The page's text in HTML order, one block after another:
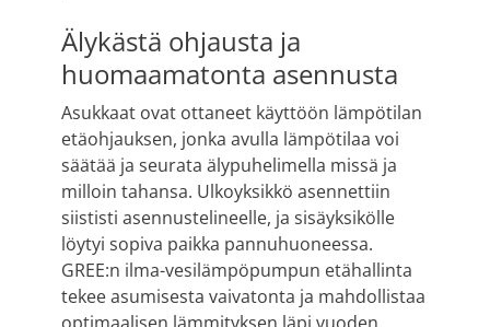
Älykästä ohjausta ja
huomaamatonta asennusta
Asukkaat ovat ottaneet käyttöön lämpötilan
etäohjauksen, jonka avulla lämpötilaa voi
säätää ja seurata älypuhelimella missä ja
milloin tahansa. Ulkoyksikkö asennettiin
siististi asennustelineelle, ja sisäyksikölle
löytyi sopiva paikka pannuhuoneessa.
GREE:n ilma-vesilämpöpumpun etähallinta
tekee asumisesta vaivatonta ja mahdollistaa